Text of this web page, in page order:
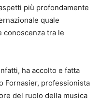
più profondamente
quale
conoscenza tra le
ha accolto e fatta
Fornasier, professionista
del ruolo della musica